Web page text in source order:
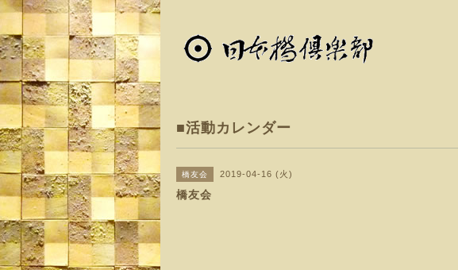
■活動カレンダー
橋友会 2019-04-16 (火)
橋友会